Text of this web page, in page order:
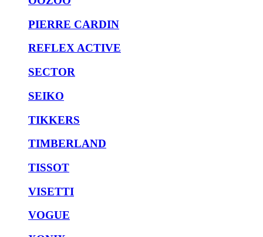
PIERRE CARDIN
REFLEX ACTIVE
SECTOR
SEIKO
TIKKERS
TIMBERLAND
TISSOT
VISETTI
VOGUE